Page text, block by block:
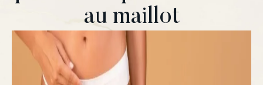
au maillot